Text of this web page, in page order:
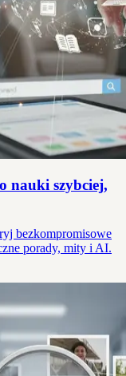
nauki szybciej,
bezkompromisowe
porady, mity i AI.